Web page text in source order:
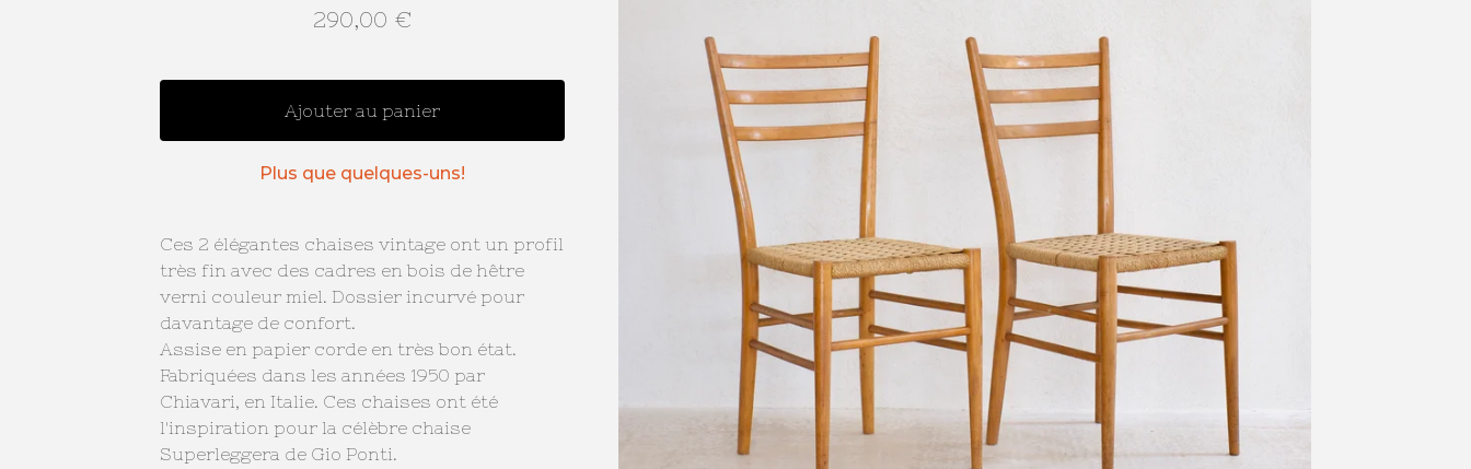
290,00 €
Ajouter au panier
Plus que quelques-uns!
Ces 2 élégantes chaises vintage ont un profil
très fin avec des cadres en bois de hêtre
verni couleur miel. Dossier incurvé pour
davantage de confort.
Assise en papier corde en très bon état.
Fabriquées dans les années 1950 par
Chiavari, en Italie. Ces chaises ont été
l'inspiration pour la célèbre chaise
Superleggera de Gio Ponti.